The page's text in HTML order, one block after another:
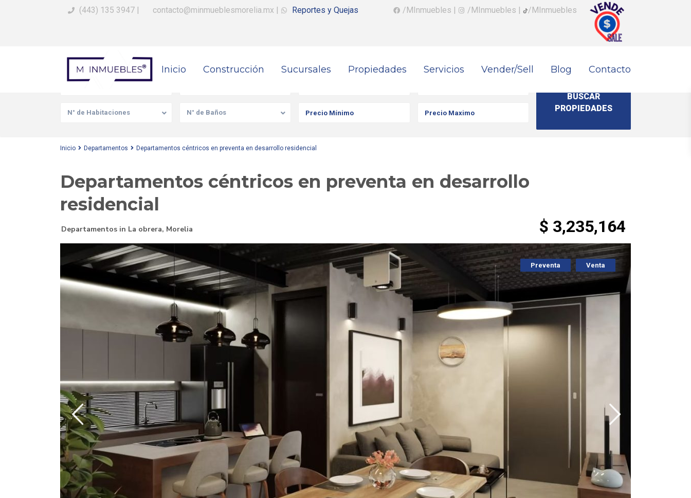
(443) 135 3947 | contacto@minmueblesmorelia.mx | Reportes y Quejas /MInmuebles | /MInmuebles | /MInmuebles
Inicio Construcción Sucursales Propiedades Servicios Vender/Sell Blog Contacto
Busca Tu Propiedad
N° de Habitaciones N° de Baños
Inicio Departamentos Departamentos céntricos en preventa en desarrollo residencial
Departamentos céntricos en preventa en desarrollo
residencial
Departamentos in La obrera, Morelia $ 3,235,164
Preventa Venta